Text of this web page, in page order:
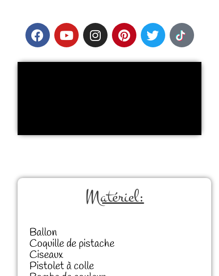
Matériel:
Ballon
Coquille de pistache
Ciseaux
Pistolet à colle